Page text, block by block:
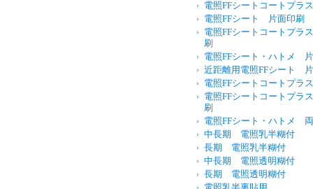
電照FFシートコートプ
電照FFシート 片面印刷
電照FFシートコートプラ
刷
電照FFシート・ハトメ
近距離用電照FFシート
電照FFシートコートプ
電照FFシートコートプラ
刷
電照FFシート・ハトメ
中長期 電照乳半糊付
長期 電照乳半糊付
中長期 電照透明糊付
長期 電照透明糊付